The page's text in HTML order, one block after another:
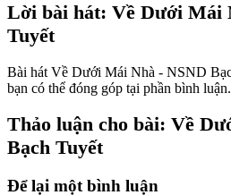
Lời bài hát: Về Dưới Mái
Tuyết
Bài hát Về Dưới Mái Nhà - NSND
bạn có thể đóng góp tại phần bình
Thảo luận cho bài: Về
Bạch Tuyết
Để lại một bình luận